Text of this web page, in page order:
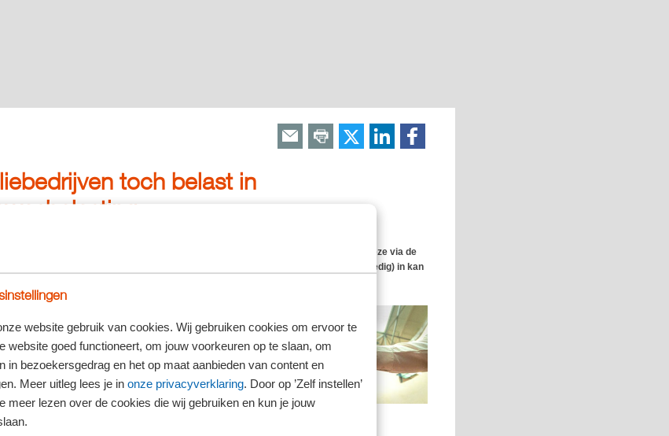
website gebruik van cookies. Wij gebruiken cookies om ervoor te
website goed functioneert, om jouw voorkeuren op te slaan, om
in bezoekersgedrag en het op maat aanbieden van content en
Meer uitleg lees je in onze privacyverklaring. Door op ’Zelf instellen’
meer lezen over de cookies die wij gebruiken en kun je jouw
toch belast in
straks ook via de vermogensaanwasbelasting belast. Eerder was het plan dat deze via de
worden. Er is overigens grote twijfel of het toekomstige box 3-stelsel al (volledig) in kan
toekomstige box 3:
box 3 wordt voorgesteld als hoofdregel om vanaf
in box 3 te belasten volgens een
in dat ook de niet-gerealiseerde waardeontwikkeling van
wordt.